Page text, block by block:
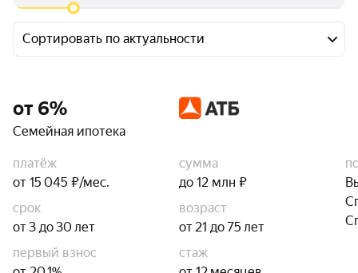
Сортировать по актуальности
от 6%
Семейная ипотека
платёж
от 15 045 ₽/мес.
сумма
до 12 млн ₽
срок
от 3 до 30 лет
возраст
от 21 до 75 лет
первый взнос
стаж